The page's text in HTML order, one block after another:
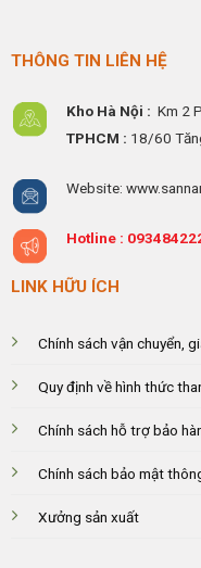
THÔNG TIN LIÊN HỆ
Kho Hà Nội : Km 2
TPHCM : 18/60
Website:
Hotline :
LINK HỮU ÍCH
Chính sách vận chuyển,
Quy định về hình thức
Chính sách hỗ trợ bảo
Chính sách bảo mật
Xưởng sản xuất